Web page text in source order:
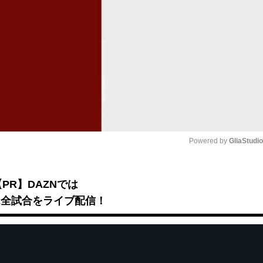
Powered by
PR】DAZNでは
試合をライブ配信！